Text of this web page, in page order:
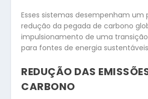
Esses sistemas desempenham um
redução da pegada de carbono
impulsionamento de uma
para fontes de energia
REDUÇÃO DAS
CARBONO